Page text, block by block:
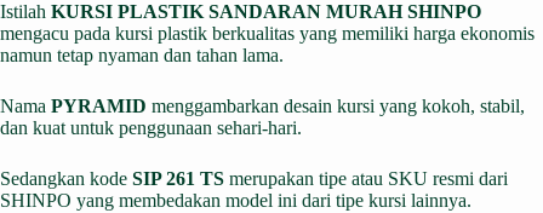
Istilah KURSI PLASTIK SANDARAN MURAH SHINPO
mengacu pada kursi plastik berkualitas yang memiliki harga ekonomis
namun tetap nyaman dan tahan lama.
Nama PYRAMID menggambarkan desain kursi yang kokoh, stabil,
dan kuat untuk penggunaan sehari-hari.
Sedangkan kode SIP 261 TS merupakan tipe atau SKU resmi dari
SHINPO yang membedakan model ini dari tipe kursi lainnya.